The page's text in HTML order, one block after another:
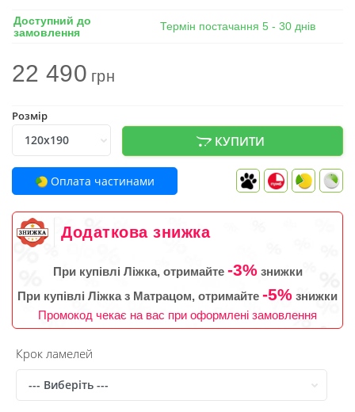
Доступний до
замовлення
Термін постачання 5 - 30 днів
22 490грн
Розмір
КУПИТИ
Оплата частинами
Додаткова знижка
При купівлі Ліжка, отримайте -3%знижки
При купівлі Ліжка з Матрацом, отримайте -5% знижки
Промокод чекає на вас при оформлені замовлення
Крок ламелей